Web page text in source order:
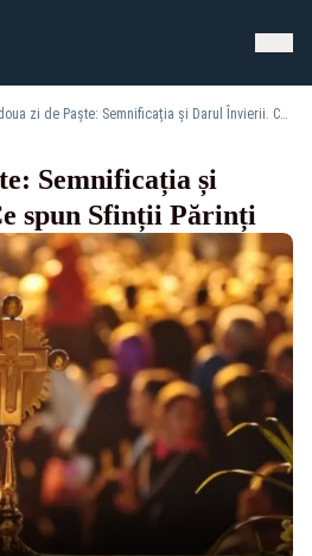
A doua zi de Paște: Semnificația și Darul Învierii. Ce spun Sfinții Părinți
Semnificația și
spun Sfinții Părinți